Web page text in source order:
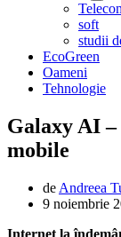
soft
studii
EcoGreen
Oameni
Tehnologie
Galaxy AI
mobile
de Andreea
9 noiembrie
Internet la